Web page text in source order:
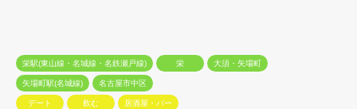
栄駅(東山線・名城線・名鉄瀬戸線) 栄 大須・矢場町
矢場町駅(名城線) 名古屋市中区
デート 飲む 居酒屋・バー